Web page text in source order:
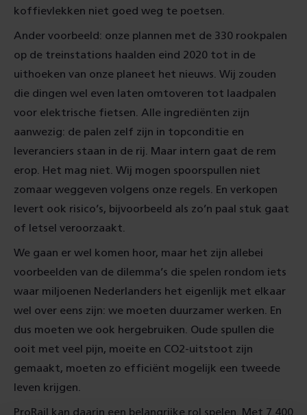
koffievlekken niet goed weg te poetsen.
Ander voorbeeld: onze plannen met de 330 rookpalen
op de treinstations haalden eind 2020 tot in de
uithoeken van onze planeet het nieuws. Wij zouden
die dingen wel even laten omtoveren tot laadpalen
voor elektrische fietsen. Alle ingrediënten zijn
aanwezig: de palen zelf zijn in topconditie en
leveranciers staan in de rij. Maar intern gaat de rem
erop. Het mag niet. Wij mogen spoorspullen niet
zomaar weggeven volgens onze regels. En verkopen
levert ook risico’s, bijvoorbeeld als zo’n paal stuk gaat
of letsel veroorzaakt.
We gaan er wel komen hoor, maar het zijn allebei
voorbeelden van de dilemma’s die spelen rondom iets
waar miljoenen Nederlanders het eigenlijk met elkaar
wel over eens zijn: we moeten duurzamer werken. En
dus moeten we ook hergebruiken. Oude spullen die
ooit met veel pijn, moeite en CO2-uitstoot zijn
gemaakt, moeten zo efficiënt mogelijk een tweede
leven krijgen.
ProRail kan daarin een belangrijke rol spelen. Met 7.400